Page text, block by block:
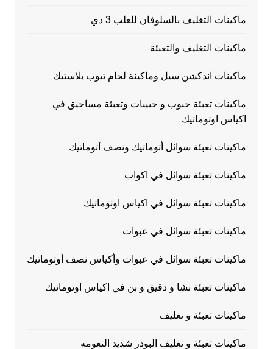
ماكينات التغليف بالسلوفان للعلب 3 دي
ماكينات التغليف والتعبئة
ماكينات اندكشن سيل وماكينة لحام تيوب بلاستيك
ماكينات تعبئة حبوب و حبيبات وتعبئة مساحيق في
اكياس اوتوماتيك
ماكينات تعبئة سوائل أتوماتيك ونصف أتوماتيك
ماكينات تعبئة سوائل في اكواب
ماكينات تعبئة سوائل في اكياس اوتوماتيك
ماكينات تعبئة سوائل في عبوات
ماكينات تعبئة سوائل في عبوات وأكياس نصف أوتوماتيك
ماكينات تعبئة نشا و دقيق و بن في اكياس اوتوماتيك
ماكينات تعبئة و تغليف
ماكينات تعبئة و تغليف البودر شديد النعومه